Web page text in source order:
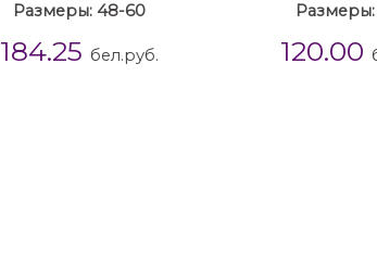
Размеры: 48-60
184.25 бел.руб. 120.00